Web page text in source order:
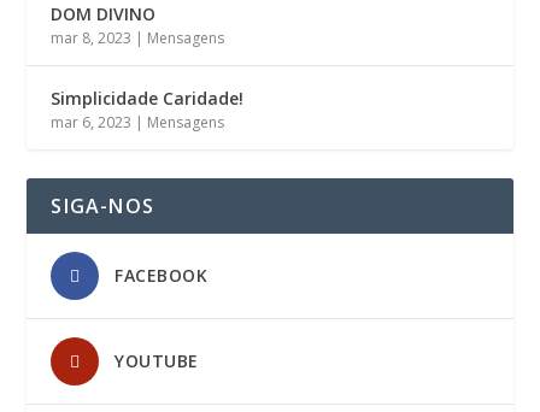
DOM DIVINO
mar 8, 2023 | Mensagens
Simplicidade Caridade!
mar 6, 2023 | Mensagens
SIGA-NOS
FACEBOOK
YOUTUBE